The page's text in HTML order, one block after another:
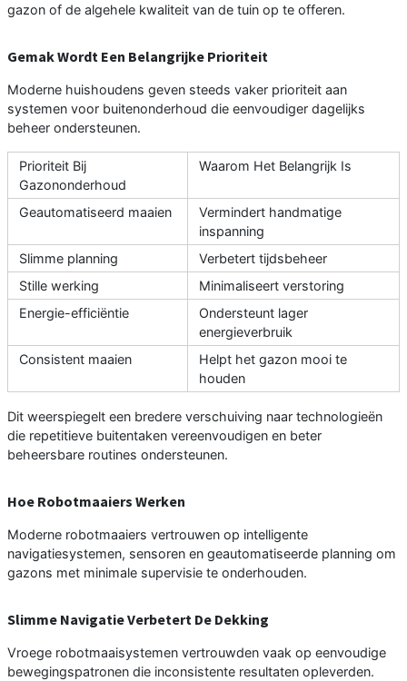
gazon of de algehele kwaliteit van de tuin op te offeren.
Gemak Wordt Een Belangrijke Prioriteit
Moderne huishoudens geven steeds vaker prioriteit aan
systemen voor buitenonderhoud die eenvoudiger dagelijks
beheer ondersteunen.
Prioriteit Bij
Gazononderhoud
Waarom Het Belangrijk Is
Geautomatiseerd maaien
Vermindert handmatige
inspanning
Slimme planning
Verbetert tijdsbeheer
Stille werking
Minimaliseert verstoring
Energie-efficiëntie
Ondersteunt lager
energieverbruik
Consistent maaien
Helpt het gazon mooi te
houden
Dit weerspiegelt een bredere verschuiving naar technologieën
die repetitieve buitentaken vereenvoudigen en beter
beheersbare routines ondersteunen.
Hoe Robotmaaiers Werken
Moderne robotmaaiers vertrouwen op intelligente
navigatiesystemen, sensoren en geautomatiseerde planning om
gazons met minimale supervisie te onderhouden.
Slimme Navigatie Verbetert De Dekking
Vroege robotmaaisystemen vertrouwden vaak op eenvoudige
bewegingspatronen die inconsistente resultaten opleverden.